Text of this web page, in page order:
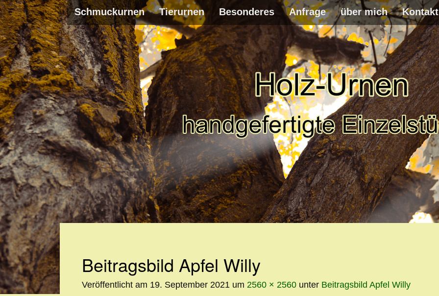
Schmuckurnen Tierurnen Besonderes Anfrage über mich Kontakt
WEITER
ZUM
Beitragsbild Apfel Willy
Veröffentlicht am 19. September 2021 um 2560 × 2560 unter Beitragsbild Apfel Willy